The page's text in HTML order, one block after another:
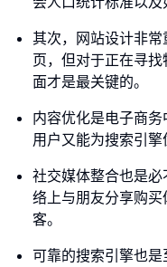
其次，网站设计非
页，但对于正在寻
面才是最关键的。
内容优化是电子商务
用户又能为搜索引擎
社交媒体整合也是
络上与朋友分享购
客。
可靠的搜索引擎也